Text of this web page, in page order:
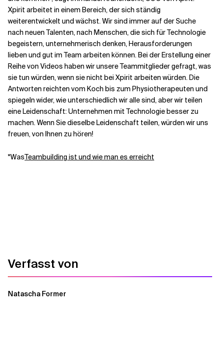
Xpirit arbeitet in einem Bereich, der sich ständig
weiterentwickelt und wächst. Wir sind immer auf der Suche
nach neuen Talenten, nach Menschen, die sich für Technologie
begeistern, unternehmerisch denken, Herausforderungen
lieben und gut im Team arbeiten können. Bei der Erstellung einer
Reihe von Videos haben wir unsere Teammitglieder gefragt, was
sie tun würden, wenn sie nicht bei Xpirit arbeiten würden. Die
Antworten reichten vom Koch bis zum Physiotherapeuten und
spiegeln wider, wie unterschiedlich wir alle sind, aber wir teilen
eine Leidenschaft: Unternehmen mit Technologie besser zu
machen. Wenn Sie dieselbe Leidenschaft teilen, würden wir uns
freuen, von Ihnen zu hören!
*WasTeambuilding ist und wie man es erreicht
Verfasst von
Natascha Former